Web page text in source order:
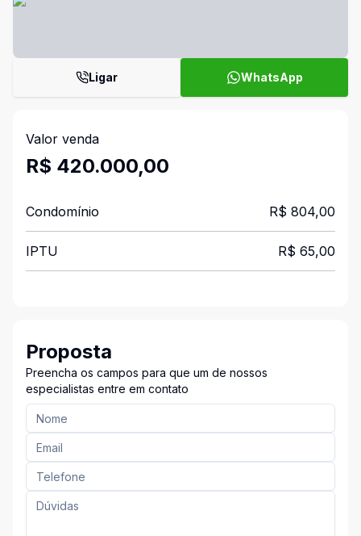
Ligar WhatsApp
Valor venda
R$ 420.000,00
Condomínio R$ 804,00
IPTU R$ 65,00
Proposta
Preencha os campos para que um de nossos
especialistas entre em contato